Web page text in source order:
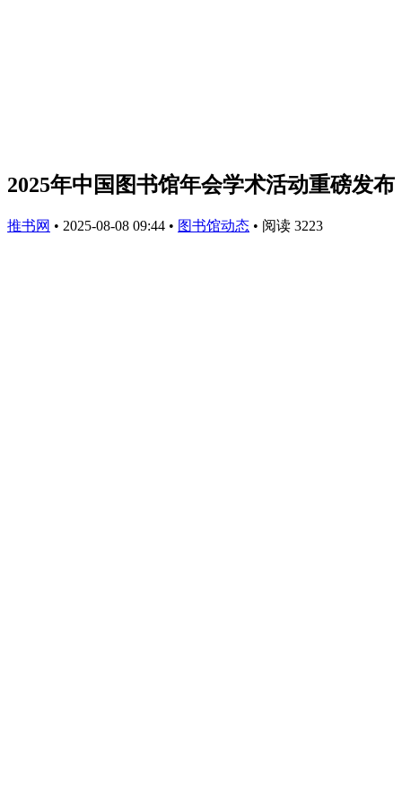
2025年中国图书馆年会学术活动重磅发布
推书网 • 2025-08-08 09:44 • 图书馆动态 • 阅读 3223